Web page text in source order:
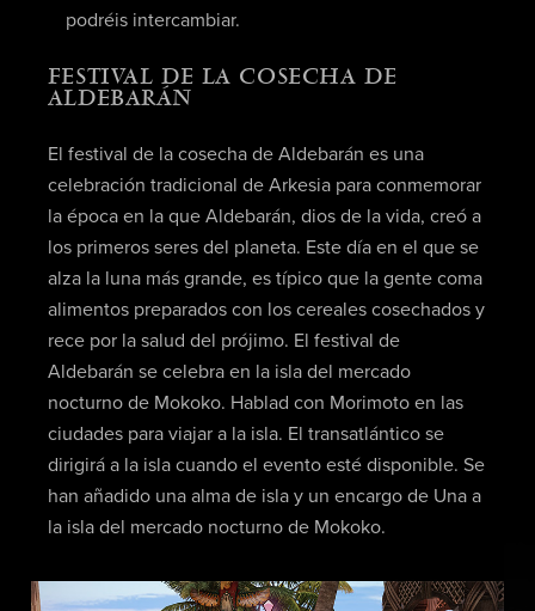
podréis intercambiar.
FESTIVAL DE LA COSECHA DE
ALDEBARÁN
El festival de la cosecha de Aldebarán es una
celebración tradicional de Arkesia para conmemorar
la época en la que Aldebarán, dios de la vida, creó a
los primeros seres del planeta. Este día en el que se
alza la luna más grande, es típico que la gente coma
alimentos preparados con los cereales cosechados y
rece por la salud del prójimo. El festival de
Aldebarán se celebra en la isla del mercado
nocturno de Mokoko. Hablad con Morimoto en las
ciudades para viajar a la isla. El transatlántico se
dirigirá a la isla cuando el evento esté disponible. Se
han añadido una alma de isla y un encargo de Una a
la isla del mercado nocturno de Mokoko.